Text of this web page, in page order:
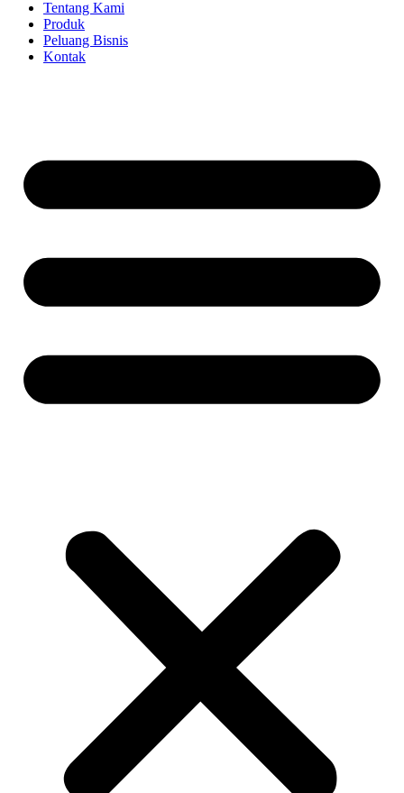
Tentang Kami
Produk
Peluang Bisnis
Kontak